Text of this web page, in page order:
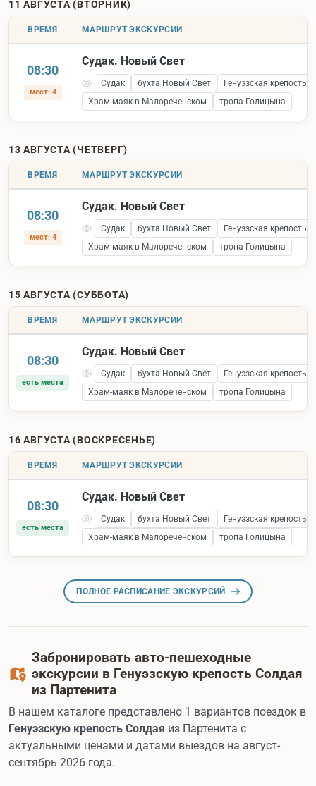
11 АВГУСТА (ВТОРНИК)
ВРЕМЯ МАРШРУТ ЭКСКУРСИИ
08:30
мест: 4
Судак. Новый Свет
Судак бухта Новый Свет
Генуэзская крепость
Храм-маяк в Малореченском
тропа Голицына
13 АВГУСТА (ЧЕТВЕРГ)
ВРЕМЯ МАРШРУТ ЭКСКУРСИИ
08:30
мест: 4
Судак. Новый Свет
Судак бухта Новый Свет
Генуэзская крепость
Храм-маяк в Малореченском
тропа Голицына
15 АВГУСТА (СУББОТА)
ВРЕМЯ МАРШРУТ ЭКСКУРСИИ
08:30
есть места
Судак. Новый Свет
Судак бухта Новый Свет
Генуэзская крепость
Храм-маяк в Малореченском
тропа Голицына
16 АВГУСТА (ВОСКРЕСЕНЬЕ)
ВРЕМЯ МАРШРУТ ЭКСКУРСИИ
08:30
есть места
Судак. Новый Свет
Судак бухта Новый Свет
Генуэзская крепость
Храм-маяк в Малореченском
тропа Голицына
ПОЛНОЕ РАСПИСАНИЕ ЭКСКУРСИЙ
Забронировать авто-пешеходные
экскурсии в Генуэзскую крепость Солдая
из Партенита
В нашем каталоге представлено 1 вариантов поездок в
Генуэзскую крепость Солдая из Партенита с
актуальными ценами и датами выездов на август-
сентябрь 2026 года.